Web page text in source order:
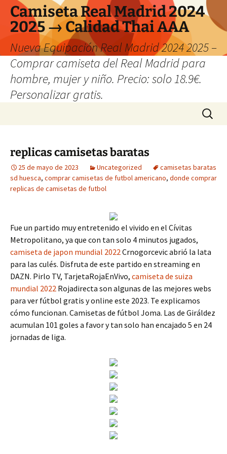
Camiseta Real Madrid 2024
2025 → Calidad Thai AAA
Nueva Equipación Real Madrid 2024 2025 –
Comprar camiseta del Real Madrid para
hombre, mujer y niño. Precio: solo 18.9€.
Personalizar gratis.
Buscar:
replicas camisetas baratas
25 de mayo de 2023 Uncategorized
camisetas baratas
sd huesca, comprar camisetas de futbol americano, donde comprar
replicas de camisetas de futbol
Fue un partido muy entretenido el vivido en el Cívitas
Metropolitano, ya que con tan solo 4 minutos jugados,
camiseta de japon mundial 2022Crnogorcevic abrió la lata
para las culés. Disfruta de este partido en streaming en
DAZN. Pirlo TV, TarjetaRojaEnVivo, camiseta de suiza
mundial 2022 Rojadirecta son algunas de las mejores webs
para ver fútbol gratis y online este 2023. Te explicamos
cómo funcionan. Camisetas de fútbol Joma. Las de Giráldez
acumulan 101 goles a favor y tan solo han encajado 5 en 24
jornadas de liga.